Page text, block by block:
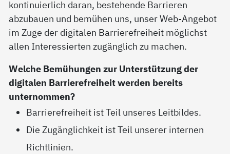
kontinuierlich daran, bestehende Barrieren
abzubauen und bemühen uns, unser Web-Angebot
im Zuge der digitalen Barrierefreiheit möglichst
allen Interessierten zugänglich zu machen.
Welche Bemühungen zur Unterstützung der
digitalen Barrierefreiheit werden bereits
unternommen?
Barrierefreiheit ist Teil unseres Leitbildes.
Die Zugänglichkeit ist Teil unserer internen
Richtlinien.